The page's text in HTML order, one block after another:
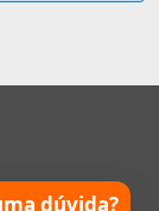
dúvida?